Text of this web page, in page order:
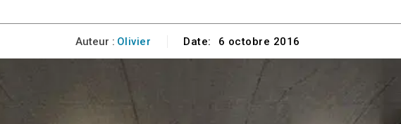
Auteur : Olivier Date: 6 octobre 2016